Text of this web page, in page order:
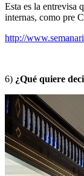
Esta es la entrevisa
internas, como pre
http://
6) ¿Qué quiere